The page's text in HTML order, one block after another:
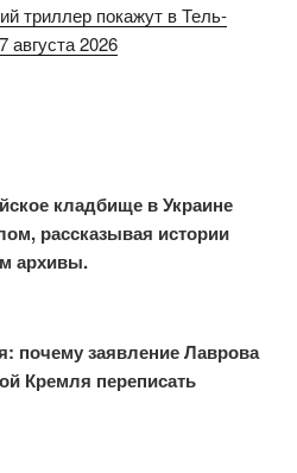
триллер покажут в Тель-
2026
кладбище в Украине
рассказывая истории
архивы.
почему заявление Лаврова
Кремля переписать